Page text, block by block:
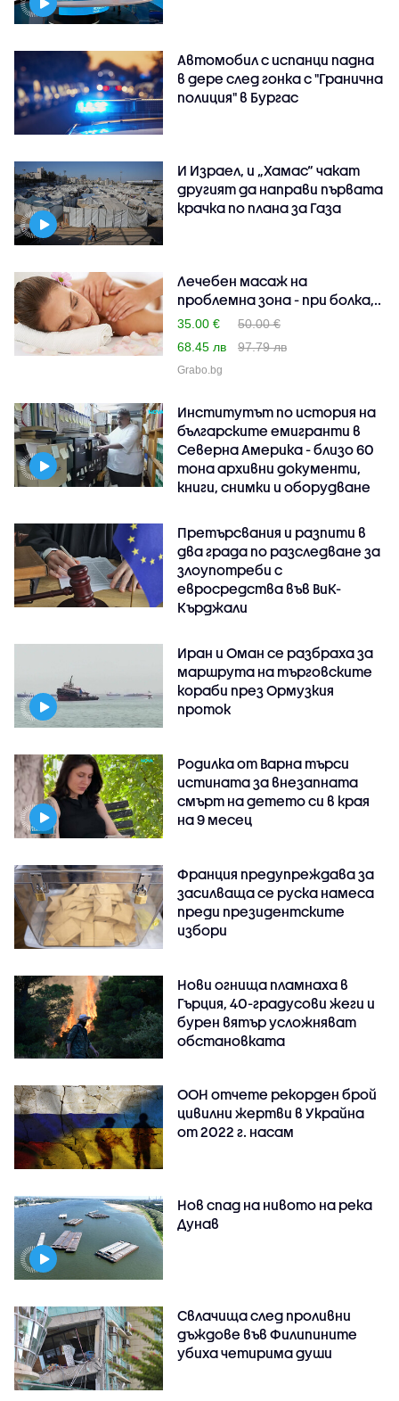
Автомобил с испанци падна
в дере след гонка с "Гранична
полиция" в Бургас
И Израел, и „Хамас“ чакат
другият да направи първата
крачка по плана за Газа
Лечебен масаж на
проблемна зона - при болка,..
35.00 €
50.00 €
68.45 лв
97.79 лв
Grabo.bg
Институтът по история на
българските емигранти в
Северна Америка - близо 60
тона архивни документи,
книги, снимки и оборудване
Претърсвания и разпити в
два града по разследване за
злоупотреби с
евросредства във ВиК-
Кърджали
Иран и Оман се разбраха за
маршрута на търговските
кораби през Ормузкия
проток
Родилка от Варна търси
истината за внезапната
смърт на детето си в края
на 9 месец
Франция предупреждава за
засилваща се руска намеса
преди президентските
избори
Нови огнища пламнаха в
Гърция, 40-градусови жеги и
бурен вятър усложняват
обстановката
ООН отчете рекорден брой
цивилни жертви в Украйна
от 2022 г. насам
Нов спад на нивото на река
Дунав
Свлачища след проливни
дъждове във Филипините
убиха четирима души